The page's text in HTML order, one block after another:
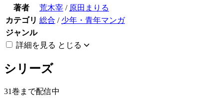
著者 荒木宰 / 原田まりる
カテゴリ 総合 / 少年・青年マンガ
ジャンル
詳細を見る とじる
シリーズ
31巻まで配信中